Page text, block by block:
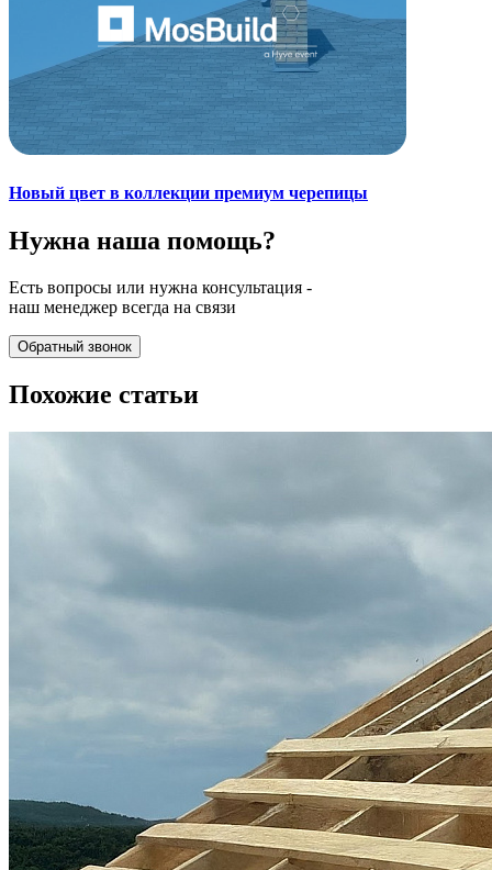
Новый цвет в коллекции премиум черепицы
Нужна наша помощь?
Есть вопросы или нужна консультация -
наш менеджер всегда на связи
Обратный звонок
Похожие статьи